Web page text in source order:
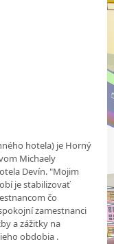
hotela) je Horný
Michaely
Devín. "Mojim
je stabilizovať
čo
zamestnanci
a zážitky na
obdobia .